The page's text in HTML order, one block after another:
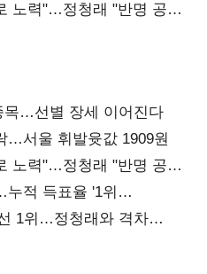
노력"…정청래 "반명 공세
목…선별 장세 이어진다
…서울 휘발윳값 1909원
노력"…정청래 "반명 공세
누적 득표율 '1위
1위…정청래와 격차